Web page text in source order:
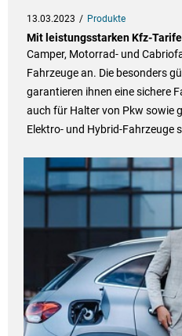
13.03.2023 Produkte
Mit leistungsstarken Kfz-
Camper, Motorrad- und
Fahrzeuge an. Die besonders
garantieren ihnen eine sichere
auch für Halter von Pkw sowie
Elektro- und Hybrid-Fahrzeuge